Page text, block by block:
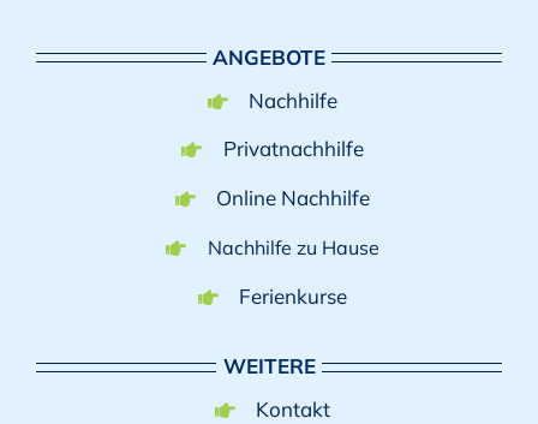
ANGEBOTE
Nachhilfe
Privatnachhilfe
Online Nachhilfe
Nachhilfe zu Hause
Ferienkurse
WEITERE
Kontakt